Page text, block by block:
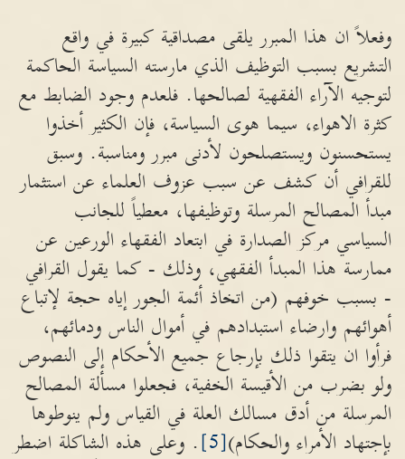
وفعلاً ان هذا المبرر يلقى مصداقية كبيرة في واقع
التشريع بسبب التوظيف الذي مارسته السياسة الحاكمة
لتوجيه الآراء الفقهية لصالحها. فلعدم وجود الضابط مع
كثرة الاهواء، سيما هوى السياسة، فإن الكثير أخذوا
يستحسنون ويستصلحون لأدنى مبرر ومناسبة. وسبق
للقرافي أن كشف عن سبب عزوف العلماء عن استثمار
مبدأ المصالح المرسلة وتوظيفها، معطياً للجانب
السياسي مركز الصدارة في ابتعاد الفقهاء الورعين عن
ممارسة هذا المبدأ الفقهي، وذلك - كما يقول القرافي
- بسبب خوفهم (من اتخاذ أئمة الجور إياه حجة لإتباع
أهوائهم وارضاء استبدادهم في أموال الناس ودمائهم،
فرأوا ان يتقوا ذلك بإرجاع جميع الأحكام إلى النصوص
ولو بضرب من الأقيسة الخفية، فجعلوا مسألة المصالح
المرسلة من أدق مسالك العلة في القياس ولم ينوطوها
بإجتهاد الأمراء والحكام)[5]
. وعلى هذه الشاكلة اضطر